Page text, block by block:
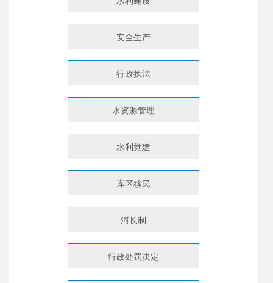
安全生产
行政执法
水资源管理
水利党建
库区移民
河长制
行政处罚决定